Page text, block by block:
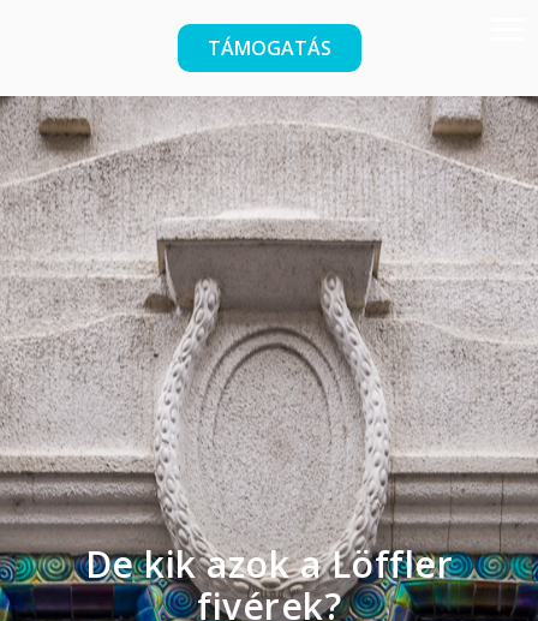
TÁMOGATÁS
De kik azok a Löffler
fivérek?